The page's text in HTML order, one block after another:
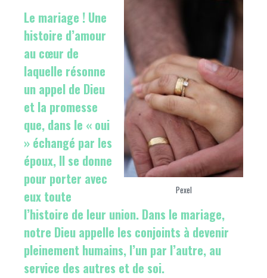
Pexel
Le mariage ! Une
histoire d’amour
au cœur de
laquelle résonne
un appel de Dieu
et la promesse
que, dans le « oui
» échangé par les
époux, Il se donne
pour porter avec
eux toute
l’histoire de leur union. Dans le mariage,
notre Dieu appelle les conjoints à devenir
pleinement humains, l’un par l’autre, au
service des autres et de soi.